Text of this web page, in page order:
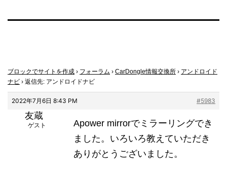
ブロックでサイトを作成 › フォーラム › CarDongle情報交換所 › アンドロイド
ナビ › 返信先: アンドロイドナビ
2022年7月6日 8:43 PM #5983
友蔵
ゲスト
Apower mirrorでミラーリングでき
ました。いろいろ教えていただき
ありがとうございました。